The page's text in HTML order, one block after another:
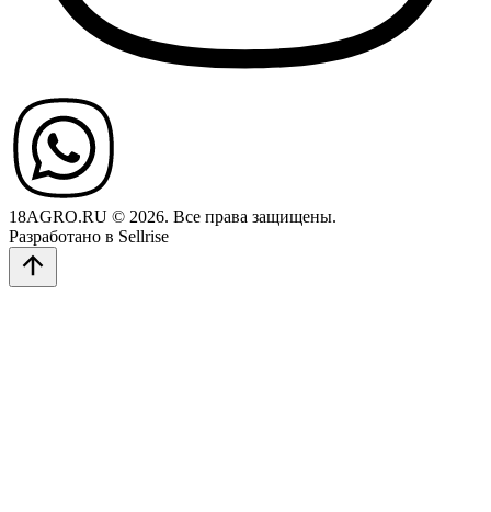
18AGRO.RU © 2026. Все права защищены.
Разработано в Sellrise